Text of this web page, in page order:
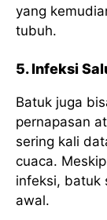
yang
tubuh.
5. Infeksi
Batuk juga
pernapasan
sering kali
cuaca.
infeksi, batuk
awal.